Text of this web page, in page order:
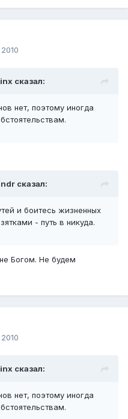
сказал:
нет, поэтому иногда
сказал:
и боитесь жизненных
- путь в никуда.
Богом. Не будем
сказал:
нет, поэтому иногда